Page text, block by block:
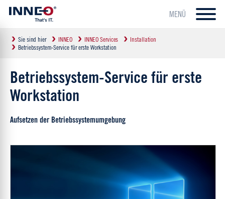
MENÜ
Sie sind hier INNEO INNEO Services
Installation
Betriebssystem-Service für erste Workstation
Betriebssystem-Service für erste
Workstation
Aufsetzen der Betriebssystemumgebung